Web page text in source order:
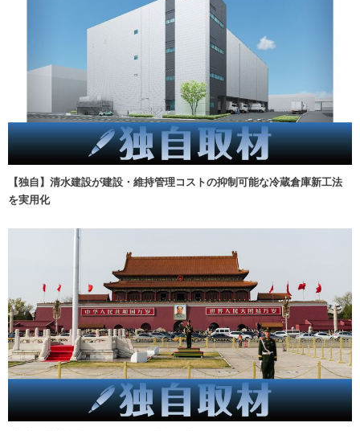
【独自】清水建設が建設・維持管理コストの抑制可能な冷蔵倉庫新工法
を実用化